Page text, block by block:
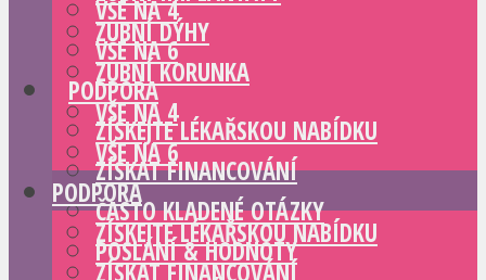
VŠE NA 4
VŠE NA 6
PODPORA
ZÍSKEJTE LÉKAŘSKOU NABÍDKU
ZÍSKAT FINANCOVÁNÍ
ČASTO KLADENÉ OTÁZKY
POSLÁNÍ & HODNOTY
ZUBNÍ DÝHY
ZUBNÍ KORUNKA
VŠE NA 4
VŠE NA 6
PODPORA
ZÍSKEJTE LÉKAŘSKOU NABÍDKU
ZÍSKAT FINANCOVÁNÍ